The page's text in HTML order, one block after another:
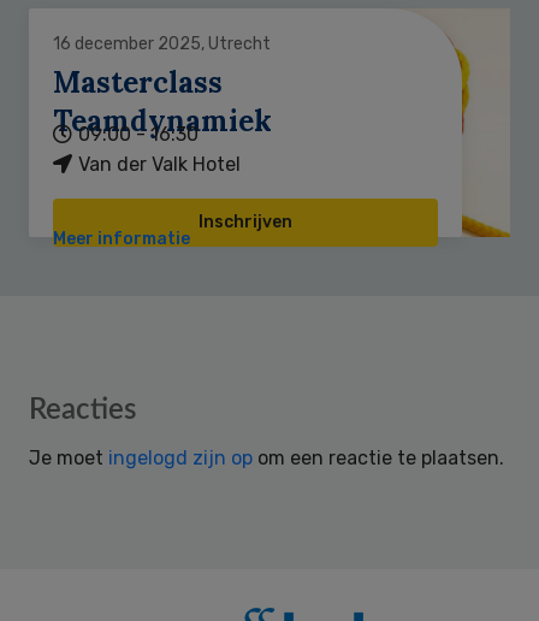
16 december 2025, Utrecht
Masterclass
Teamdynamiek
09:00 - 16:30
Van der Valk Hotel
Inschrijven
Meer informatie
Reader
Reacties
Je moet ingelogd zijn op om een reactie te plaatsen.